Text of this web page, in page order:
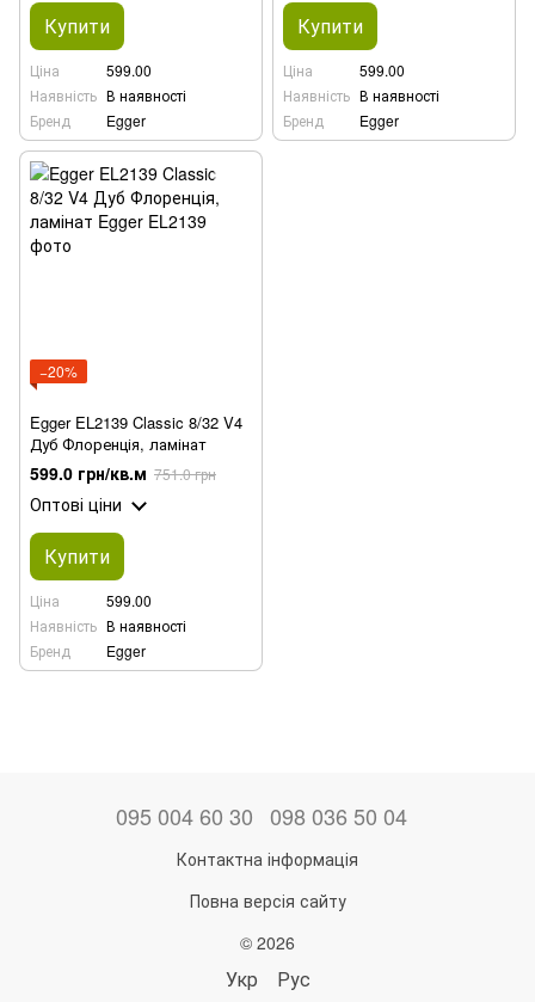
Купити
Ціна
599.00
Наявність В наявності
Бренд
Egger
Купити
Ціна
599.00
Наявність В наявності
Бренд
Egger
−20%
Egger EL2139 Classic 8/32 V4
Дуб Флоренція, ламінат
599.0 грн/кв.м 751.0 грн
Оптові ціни
Купити
Ціна
599.00
Наявність В наявності
Бренд
Egger
095 004 60 30 098 036 50 04
Контактна інформація
Повна версія сайту
© 2026
Укр Рус